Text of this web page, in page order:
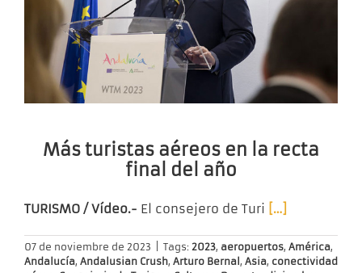
Más turistas aéreos en la recta
final del año
TURISMO / Vídeo.- El consejero de Turi […]
07 de noviembre de 2023 Tags: 2023, aeropuertos, América,
Andalucía, Andalusian Crush, Arturo Bernal , Asia, conectividad